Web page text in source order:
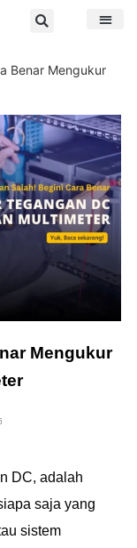
Benar Mengukur
Mengukur
DC, adalah
saja yang
sistem